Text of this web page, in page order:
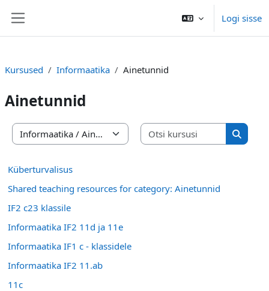
Logi sisse
Kursused Informaatika Ainetunnid
Ainetunnid
Kursuste kategooriad
Otsi
Otsi
Küberturvalisus
Shared teaching resources for category: Ainetunnid
IF2 c23 klassile
Informaatika IF2 11d ja 11e
Informaatika IF1 c - klassidele
Informaatika IF2 11.ab
11c